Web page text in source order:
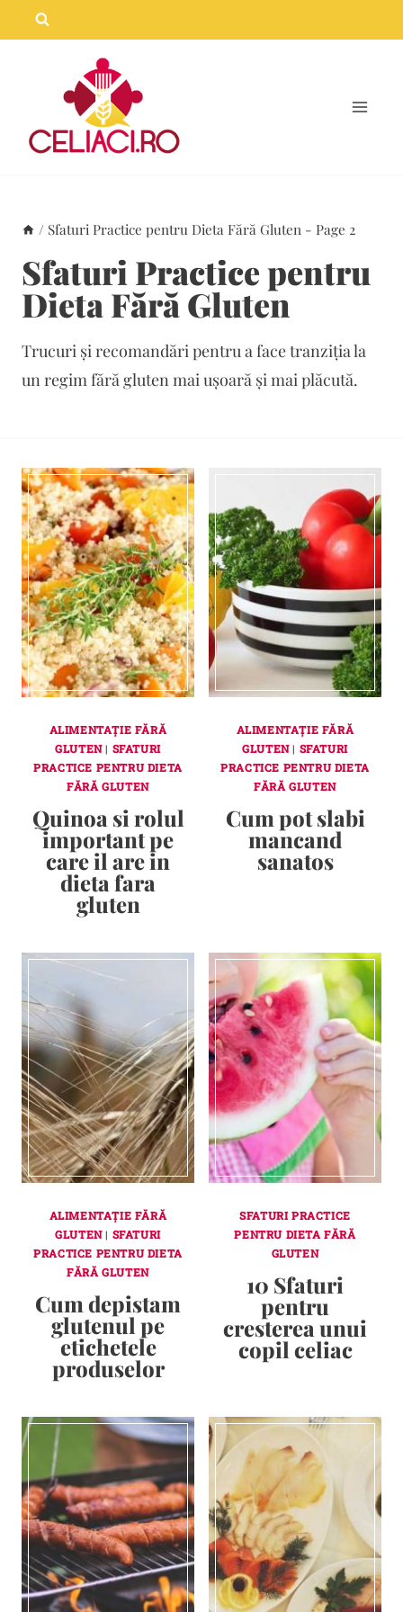
to
/ Sfaturi Practice pentru Dieta Fără Gluten - Page 2
Sfaturi Practice pentru
Dieta Fără Gluten
Trucuri și recomandări pentru a face tranziția la
un regim fără gluten mai ușoară și mai plăcută.
ALIMENTAȚIE FĂRĂ
GLUTEN| SFATURI
PRACTICE PENTRU DIETA
FĂRĂ GLUTEN
Quinoa si rolul
important pe
care il are in
dieta fara
gluten
ALIMENTAȚIE FĂRĂ
GLUTEN| SFATURI
PRACTICE PENTRU DIETA
FĂRĂ GLUTEN
Cum pot slabi
mancand
sanatos
ALIMENTAȚIE FĂRĂ
GLUTEN| SFATURI
PRACTICE PENTRU DIETA
FĂRĂ GLUTEN
Cum depistam
glutenul pe
etichetele
produselor
SFATURI PRACTICE
PENTRU DIETA FĂRĂ
GLUTEN
10 Sfaturi
pentru
cresterea unui
copil celiac